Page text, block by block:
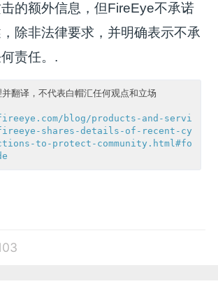
的额外信息，但FireEye不承诺
除非法律要求，并明确表示不承
责任。.
翻译，不代表白帽汇任何观点和立场
blog/products-and-servi
shares-details-of-recent-cy
to-protect-community.html#fo